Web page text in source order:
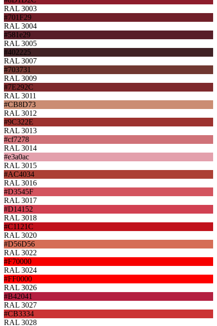
RAL 3003
#701F29
RAL 3004
#581e29
RAL 3005
#402225
RAL 3007
#703731
RAL 3009
#7E292C
RAL 3011
#CB8D73
RAL 3012
#9C322E
RAL 3013
#cf7278
RAL 3014
#e3a0ac
RAL 3015
#AC4034
RAL 3016
#D3545F
RAL 3017
#D14152
RAL 3018
#C1121C
RAL 3020
#D56D56
RAL 3022
#F70000
RAL 3024
#FF0000
RAL 3026
#B42041
RAL 3027
#CB3334
RAL 3028